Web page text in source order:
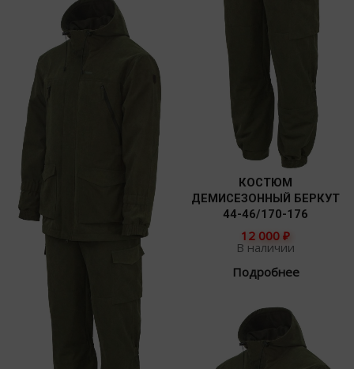
КОСТЮМ
ДЕМИСЕЗОННЫЙ БЕРКУТ
44-46/170-176
12 000 ₽
В наличии
Подробнее